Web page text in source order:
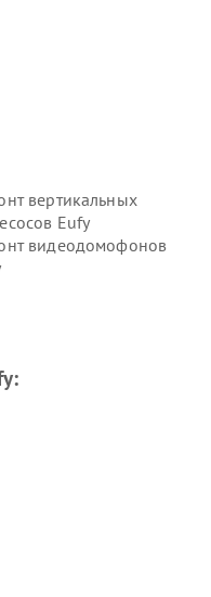
вертикальных
Eufy
видеодомофонов